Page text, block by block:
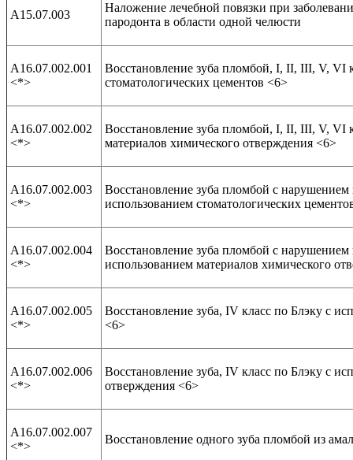
А15.07.003
Наложение лечебной повязки при
пародонта в области одной челюсти
А16.07.002.001
<*>
Восстановление зуба пломбой, I, II, III, V, VI
стоматологических цементов <6>
А16.07.002.002
<*>
Восстановление зуба пломбой, I, II, III, V, VI
материалов химического отверждения <6>
А16.07.002.003
<*>
Восстановление зуба пломбой с
использованием стоматологических
А16.07.002.004
<*>
Восстановление зуба пломбой с
использованием материалов химического
А16.07.002.005
<*>
Восстановление зуба, IV класс по Блэку с
<6>
А16.07.002.006
<*>
Восстановление зуба, IV класс по Блэку с
отверждения <6>
А16.07.002.007
<*>
Восстановление одного зуба пломбой из